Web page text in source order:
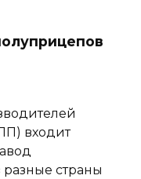
входит
разные страны